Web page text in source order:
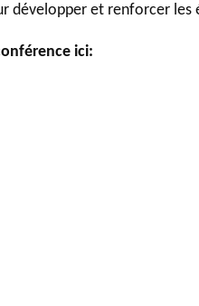
développer et renforcer les
ici: